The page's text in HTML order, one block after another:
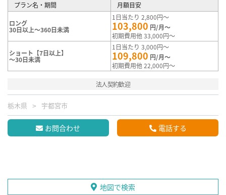
プラン名・期間 月額目安
ロング
30日以上～360日未満
1日当たり 2,800円～
103,800 円/月～
初期費用他 33,000円～
ショート【7日以上】
～30日未満
1日当たり 3,000円～
109,800 円/月～
初期費用他 22,000円～
法人契約歓迎
栃木県 宇都宮市
お問合わせ 電話する
地図で検索